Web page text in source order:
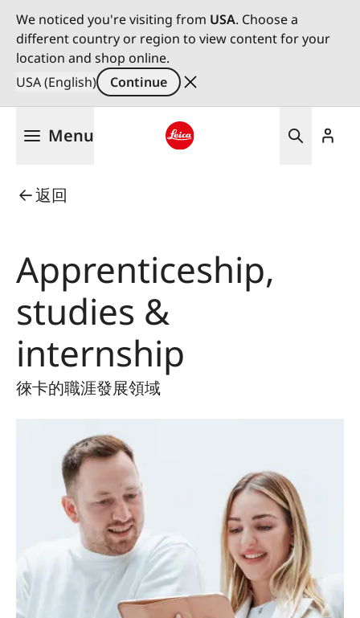
We noticed you're visiting from USA. Choose a
different country or region to view content for your
location and shop online.
USA (English)
Continue
Menu
返回
Apprenticeship,
studies &
internship
徠卡的職涯發展領域